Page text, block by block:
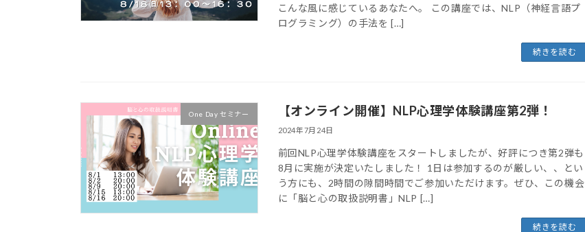
こんな風に感じているあなたへ。 この講座では、NLP（神経言語プ
ログラミング）の手法を […]
続きを読む
One Day セミナー 【オンライン開催】NLP心理学体験講座第2弾！
2024年7月24日
前回NLP心理学体験講座をスタートしましたが、好評につき第2弾も
8月に実施が決定いたしました！ 1日は参加するのが厳しい、、とい
う方にも、2時間の隙間時間でご参加いただけます。ぜひ、この機会
に「脳と心の取扱説明書」NLP […]
続きを読む